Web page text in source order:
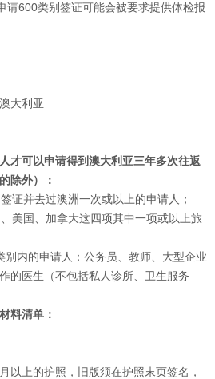
请600类别签证可能会被要求提供体检报
大利亚
才可以申请得到澳大利亚三年多次往返
除外）：
证并去过澳洲一次或以上的申请人；
美国、加拿大这四项其中一项或以上旅
别内的申请人：公务员、教师、大型企业
的医生（不包括私人诊所、卫生服务
料清单：
以上的护照，旧版须在护照末页签名，